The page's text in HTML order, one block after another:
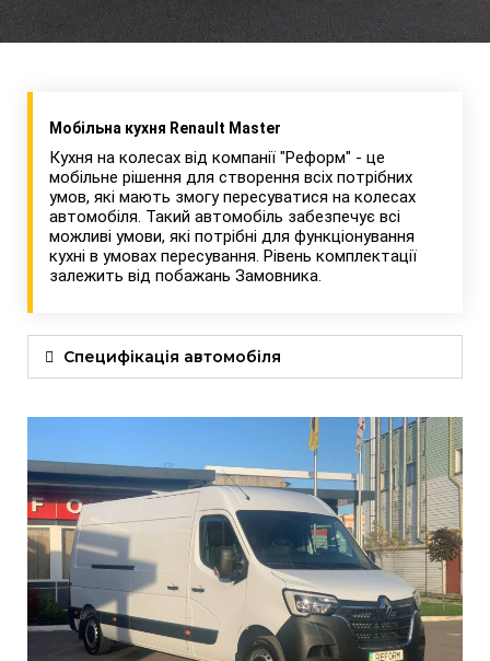
Мобільна кухня Renault Master
Кухня на колесах від компанії "Реформ" - це
мобільне рішення для створення всіх потрібних
умов, які мають змогу пересуватися на колесах
автомобіля. Такий автомобіль забезпечує всі
можливі умови, які потрібні для функціонування
кухні в умовах пересування. Рівень комплектації
залежить від побажань Замовника.
Специфікація автомобіля